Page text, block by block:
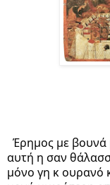
αυτή η σαν
μόνο γη κ ουρανό